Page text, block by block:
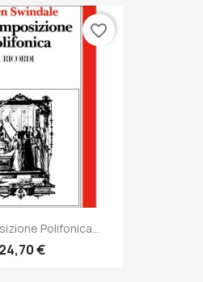
Polifonica...
24,70 €
favorite_border